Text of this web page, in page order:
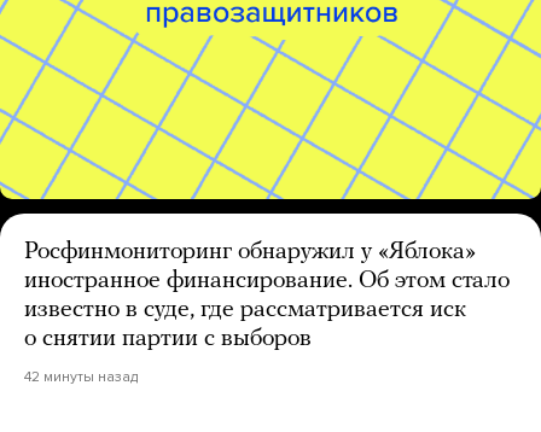
Росфинмониторинг обнаружил у «Яблока»
иностранное финансирование. Об этом стало
известно в суде, где рассматривается иск
о снятии партии с выборов
42 минуты назад